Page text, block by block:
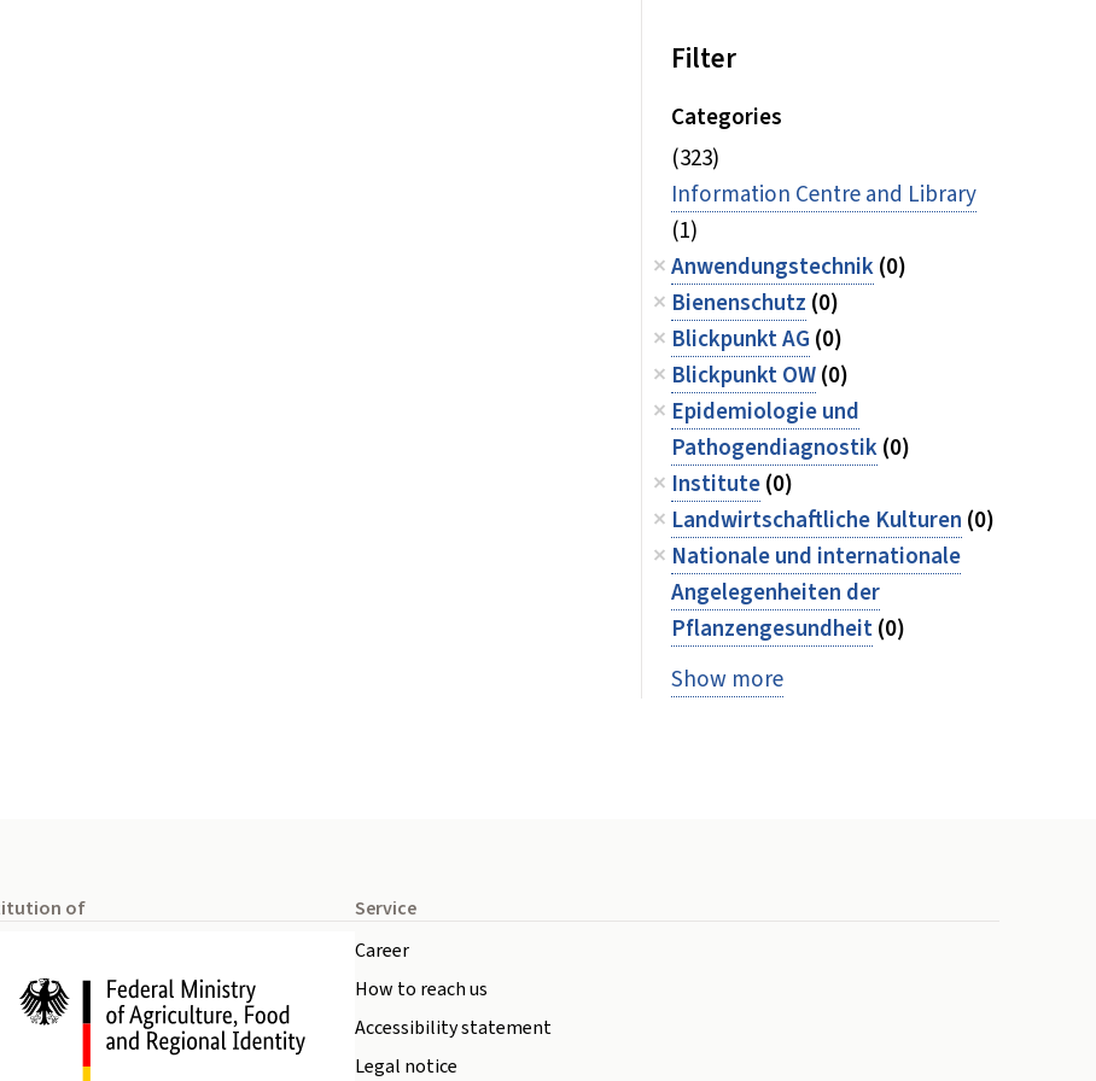
Filter
Categories
(323)
Information Centre and Library
(1)
Anwendungstechnik(0)
Bienenschutz (0)
Blickpunkt AG (0)
Blickpunkt OW(0)
Epidemiologie und
Pathogendiagnostik(0)
Institute(0)
Landwirtschaftliche Kulturen (0)
Nationale und internationale
Angelegenheiten der
Pflanzengesundheit(0)
Show more
of
Service
Career
How to reach us
Accessibility statement
Legal notice